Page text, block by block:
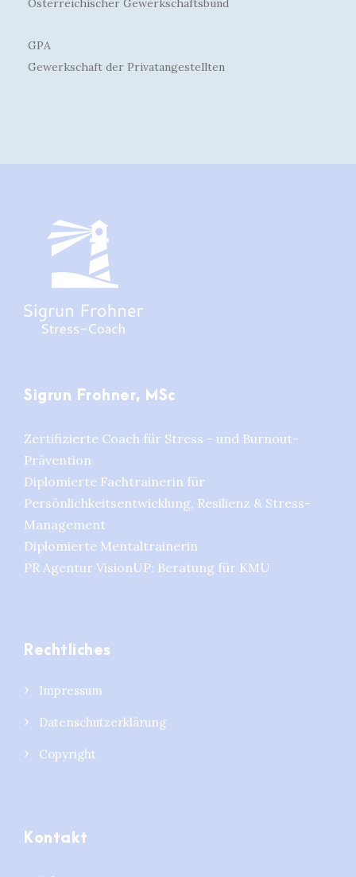
GPA
Gewerkschaft der Privatangestellten
Sigrun Frohner, MSc
Zertifizierte Coach für Stress - und Burnout-
Prävention
Diplomierte Fachtrainerin für
Persönlichkeitsentwicklung, Resilienz & Stress-
Management
Diplomierte Mentaltrainerin
PR Agentur VisionUP: Beratung für KMU
Rechtliches
Impressum
Datenschutzerklärung
Copyright
Kontakt